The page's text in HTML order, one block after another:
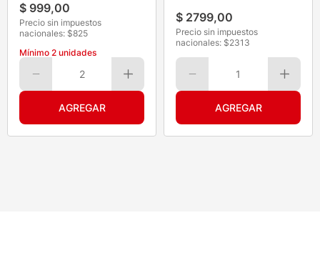
$ 999,00
Precio sin impuestos
nacionales: $825
Mínimo 2 unidades
2
$ 2799,00
Precio sin impuestos
nacionales: $2313
1